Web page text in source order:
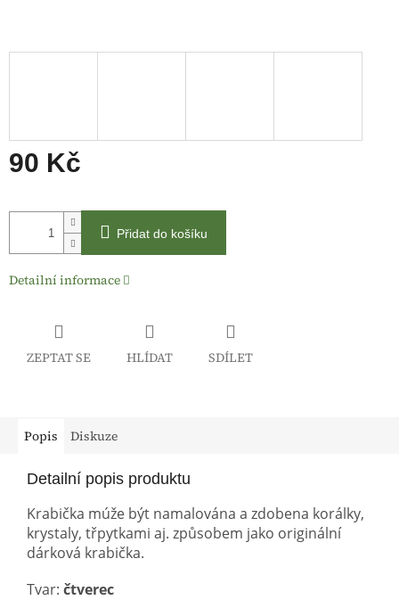
90 Kč
cena:
Přidat do košíku
Detailní informace
ZEPTAT SE HLÍDAT SDÍLET
Popis Diskuze
Detailní popis produktu
Krabička múže být namalována a zdobena korálky,
krystaly, třpytkami aj. způsobem jako originální
dárková krabička.
Tvar: čtverec